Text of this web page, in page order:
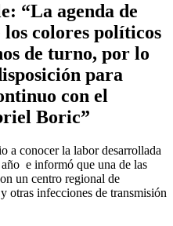
“La agenda de
colores políticos
de turno, por lo
para
con el
Boric”
a conocer la labor desarrollada
e informó que una de las
un centro regional de
otras infecciones de transmisión